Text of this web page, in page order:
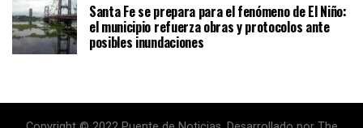
Santa Fe se prepara para el fenómeno de El Niño:
el municipio refuerza obras y protocolos ante
posibles inundaciones